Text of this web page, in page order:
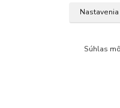
Nastavenia
Súhlas